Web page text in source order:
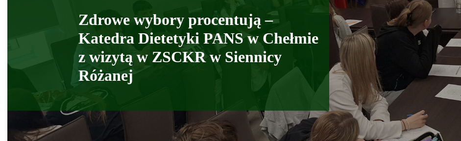
Zdrowe wybory procentują –
Katedra Dietetyki PANS w Chełmie
z wizytą w ZSCKR w Siennicy
Różanej